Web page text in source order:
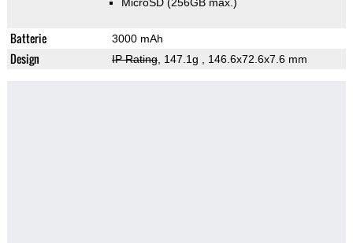
Batterie 3000 mAh
Design IP Rating, 147.1g , 146.6x72.6x7.6 mm